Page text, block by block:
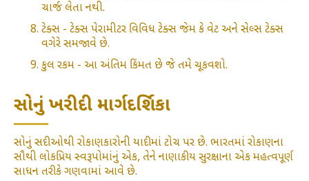
ચાર્જ લેતા નથી.
ટેક્સ - ટેક્સ પેરામીટર વિવિધ ટેક્સ જેમ કે વેટ અને સેલ્સ ટેક્સ
વગેરે સમજાવે છે.
કુલ રકમ - આ અંતિમ કિંમત છે જે તમે ચૂકવશો.
સોનું ખરીદી માર્ગદર્શિકા
સોનું સદીઓથી રોકાણકારોની યાદીમાં ટોચ પર છે. ભારતમાં રોકાણના
સૌથી લોકપ્રિય સ્વરૂપોમાંનું એક, તેને નાણાકીય સુરક્ષાના એક મહત્વપૂર્ણ
સાધન તરીકે ગણવામાં આવે છે.